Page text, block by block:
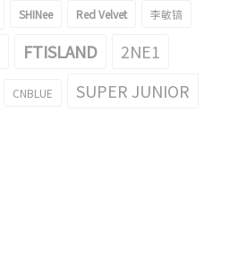
SHINee Red Velvet 李敏镐
FTISLAND
2NE1
CNBLUE SUPER JUNIOR